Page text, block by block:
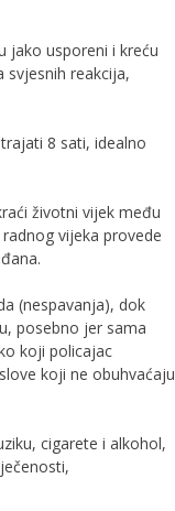
jako usporeni i kreću
reakcija,
8 sati, idealno
životni vijek među
vijeka provede
(nespavanja), dok
posebno jer sama
koji policajac
koji ne obuhvaćaju
cigarete i alkohol,